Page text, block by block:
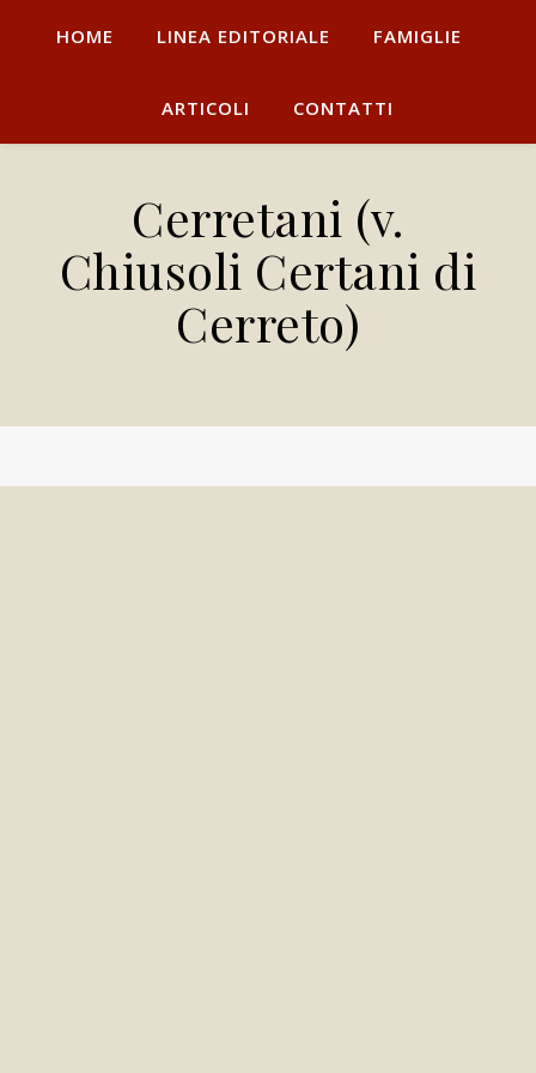
HOME LINEA EDITORIALE FAMIGLIE
ARTICOLI CONTATTI
Cerretani (v.
Chiusoli Certani di
Cerreto)